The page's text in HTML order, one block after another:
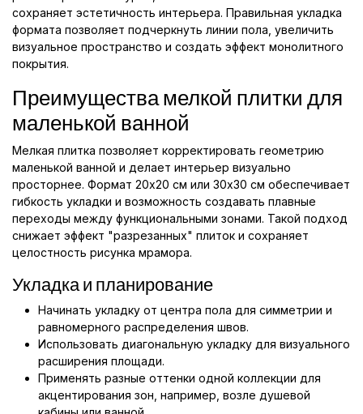
сохраняет эстетичность интерьера. Правильная укладка
формата позволяет подчеркнуть линии пола, увеличить
визуальное пространство и создать эффект монолитного
покрытия.
Преимущества мелкой плитки для
маленькой ванной
Мелкая плитка позволяет корректировать геометрию
маленькой ванной и делает интерьер визуально
просторнее. Формат 20x20 см или 30x30 см обеспечивает
гибкость укладки и возможность создавать плавные
переходы между функциональными зонами. Такой подход
снижает эффект "разрезанных" плиток и сохраняет
целостность рисунка мрамора.
Укладка и планирование
Начинать укладку от центра пола для симметрии и
равномерного распределения швов.
Использовать диагональную укладку для визуального
расширения площади.
Применять разные оттенки одной коллекции для
акцентирования зон, например, возле душевой